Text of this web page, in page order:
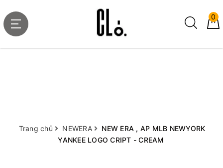
0
Trang chủ NEWERA
NEW ERA , AP MLB NEWYORK
YANKEE LOGO CRIPT - CREAM